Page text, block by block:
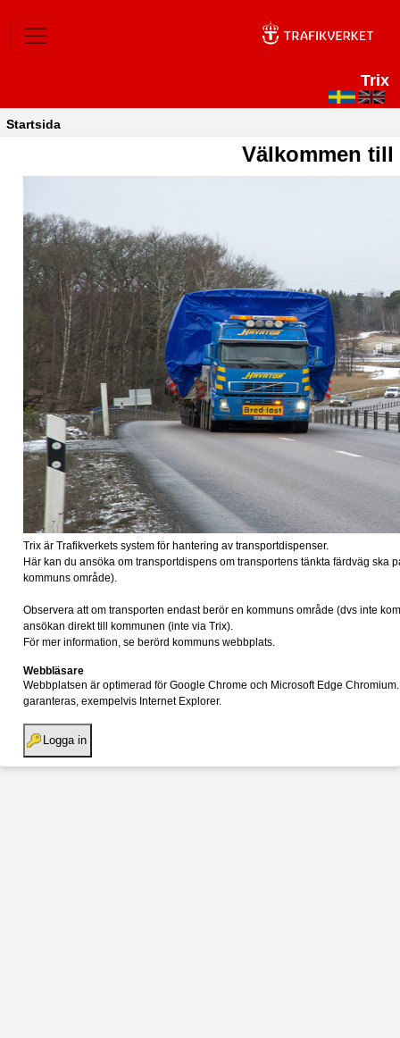
Trix
Startsida
Välkommen till
Trix är Trafikverkets system för hantering av transportdispenser.
Här kan du ansöka om transportdispens om transportens tänkta färdväg ska
kommuns område).
Observera att om transporten endast berör en kommuns område (dvs inte
ansökan direkt till kommunen (inte via Trix).
För mer information, se berörd kommuns webbplats.
Webbläsare
Webbplatsen är optimerad för Google Chrome och Microsoft Edge
garanteras, exempelvis Internet Explorer.